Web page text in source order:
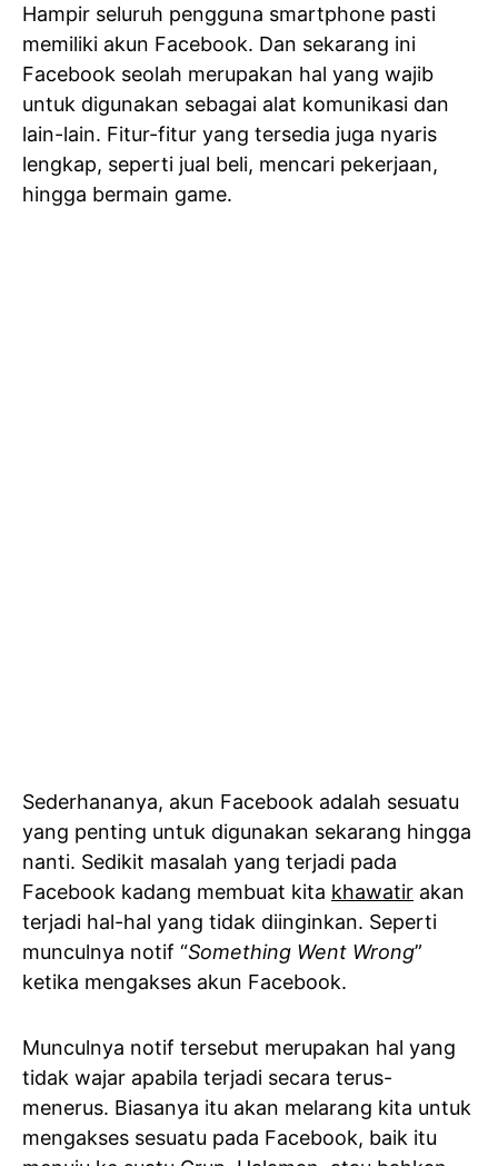
Hampir seluruh pengguna smartphone pasti
memiliki akun Facebook. Dan sekarang ini
Facebook seolah merupakan hal yang wajib
untuk digunakan sebagai alat komunikasi dan
lain-lain. Fitur-fitur yang tersedia juga nyaris
lengkap, seperti jual beli, mencari pekerjaan,
hingga bermain game.
Sederhananya, akun Facebook adalah sesuatu
yang penting untuk digunakan sekarang hingga
nanti. Sedikit masalah yang terjadi pada
Facebook kadang membuat kita khawatir akan
terjadi hal-hal yang tidak diinginkan. Seperti
munculnya notif “Something Went Wrong”
ketika mengakses akun Facebook.
Munculnya notif tersebut merupakan hal yang
tidak wajar apabila terjadi secara terus-
menerus. Biasanya itu akan melarang kita untuk
mengakses sesuatu pada Facebook, baik itu